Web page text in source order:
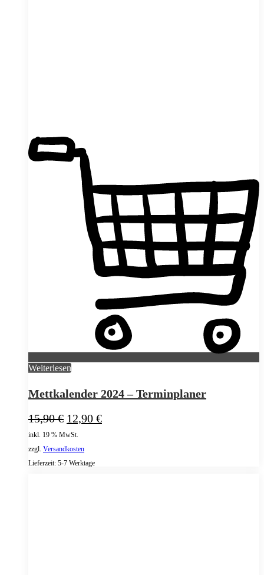
Weiterlesen
Mettkalender 2024 – Terminplaner
15,90€ Ursprünglicher
Preis
war:
15,90 €
12,90 €Aktueller
inkl. 19 % MwSt.
zzgl. Versandkosten
Lieferzeit: 5-7 Werktage